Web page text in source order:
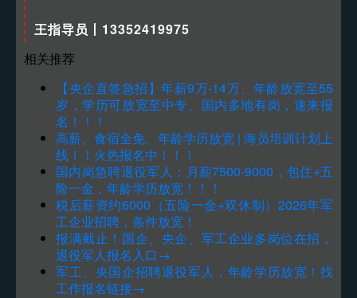
王指导员丨13352419975
相关推荐
【央企直签急招】年薪9万-14万、年龄放宽至55
岁，学历可放宽至中专、国内多地有岗，速来报
名！！！
高薪、食宿全免、年龄学历放宽 | 海员培训计划上
线！！火热报名中！！！
国内岗急聘退役军人：月薪7500-9000，包住+五
险一金，年龄学历放宽！！！
税后薪资约6000（五险一金+双休制）2026年军
工企业招聘，条件放宽！
报满截止！国企、央企、军工企业多岗位在招，
退役军人报名入口→
军工、央国企招聘退役军人，年龄学历放宽！找
工作报名链接→